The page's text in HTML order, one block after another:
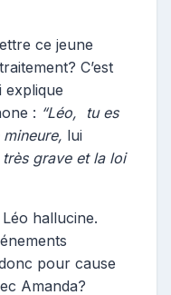
ce jeune
C’est
explique
: “Léo, tu es
lui
très grave et la loi
hallucine.
pour cause
Amanda?